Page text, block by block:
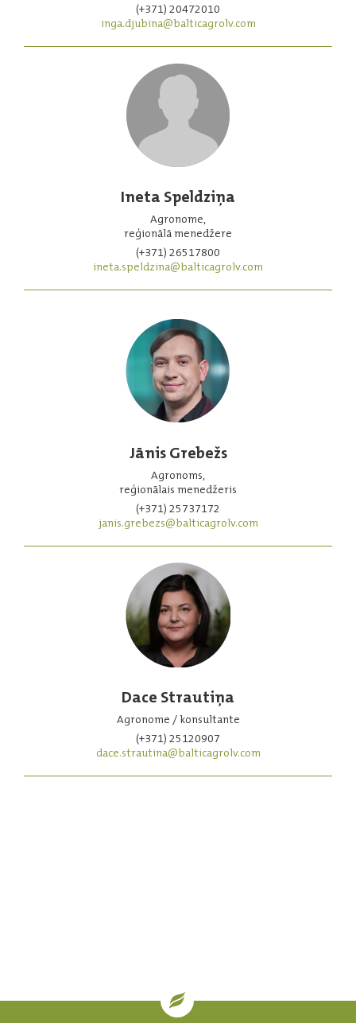
(+371) 20472010
inga.djubina@balticagrolv.com
Ineta Speldziņa
Agronome,
reģionālā menedžere
(+371) 26517800
ineta.speldzina@balticagrolv.com
Jānis Grebežs
Agronoms,
reģionālais menedžeris
(+371) 25737172
janis.grebezs@balticagrolv.com
Dace Strautiņa
Agronome / konsultante
(+371) 25120907
dace.strautina@balticagrolv.com